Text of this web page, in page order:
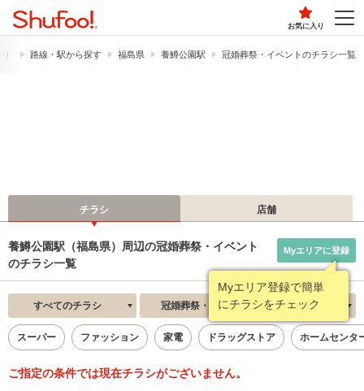
お気に入り
路線・駅から探す 福島県 養鱒公園駅 冠婚葬祭・イベントのチラシ一覧
チラシ 店舗
養鱒公園駅（福島県）周辺の冠婚葬祭・イベント
のチラシ一覧
Myエリア登録で簡単
にチラシをチェック
Myエリアに登録
すべてのチラシ 冠婚葬祭・イベント 新着順
スーパー ファッション 家電 ドラッグストア ホームセンタ
ご指定の条件では現在チラシがございません。